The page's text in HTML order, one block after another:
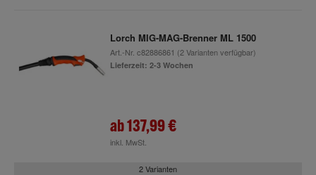
Lorch MIG-MAG-Brenner ML 1500
Art.-Nr. c82886861 (2 Varianten verfügbar)
Lieferzeit: 2-3 Wochen
ab137,99 €
inkl. MwSt.
2 Varianten